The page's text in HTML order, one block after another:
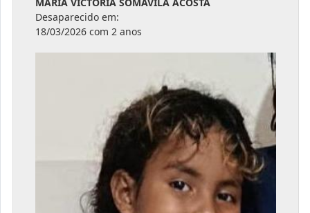
Desaparecido em:
18/03/2026 com 2 anos